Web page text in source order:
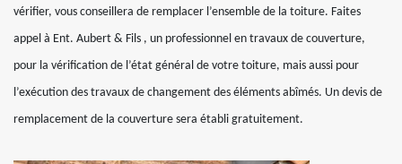
vérifier, vous conseillera de remplacer l’ensemble de la toiture. Faites
appel à Ent. Aubert & Fils , un professionnel en travaux de couverture,
pour la vérification de l’état général de votre toiture, mais aussi pour
l’exécution des travaux de changement des éléments abîmés. Un devis de
remplacement de la couverture sera établi gratuitement.